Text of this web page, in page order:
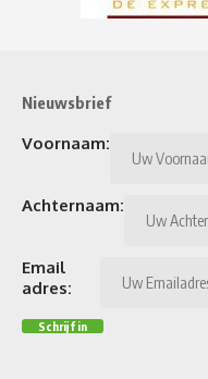
Nieuwsbrief
Voornaam:
Achternaam:
Email
adres: